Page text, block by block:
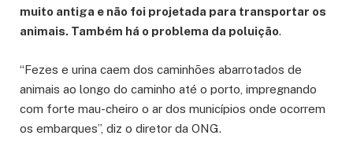
muito antiga e não foi projetada para transportar os
animais. Também há o problema da poluição.
“Fezes e urina caem dos caminhões abarrotados de
animais ao longo do caminho até o porto, impregnando
com forte mau-cheiro o ar dos municípios onde ocorrem
os embarques”, diz o diretor da ONG.